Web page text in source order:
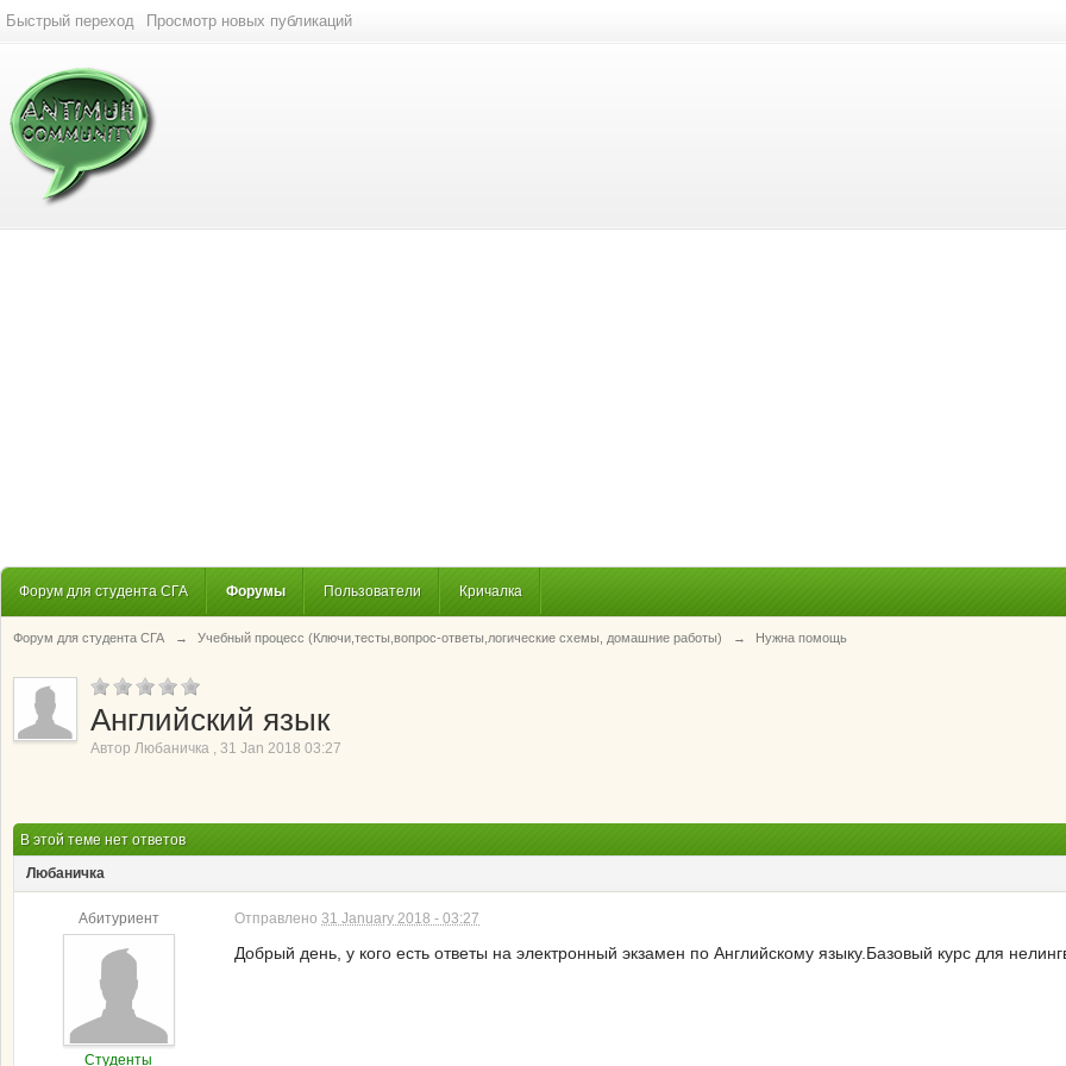
Быстрый переход Просмотр новых публикаций
Форум для студента СГА Форумы Пользователи Кричалка
Форум для студента СГА → Учебный процесс (Ключи,тесты,вопрос-ответы,логические схемы, домашние работы) → Нужна помощь
Английский язык
Автор Любаничка , 31 Jan 2018 03:27
В этой теме нет ответов
Любаничка
Абитуриент
Студенты
Отправлено 31 January 2018 - 03:27
Добрый день, у кого есть ответы на электронный экзамен по Английскому языку.Базовый курс для